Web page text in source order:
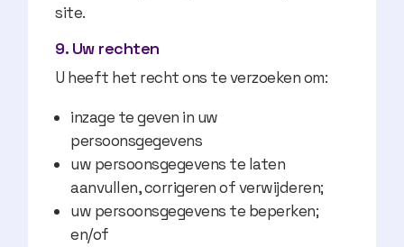
site.
9. Uw rechten
U heeft het recht ons te verzoeken om:
inzage te geven in uw
persoonsgegevens
uw persoonsgegevens te laten
aanvullen, corrigeren of verwijderen;
uw persoonsgegevens te beperken;
en/of